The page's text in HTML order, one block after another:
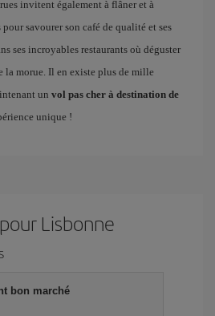
invitent également à flâner et à
pour savourer son café de qualité et ses
ses incroyables restaurants où déguster
la morue. Il en existe plus de mille
un vol pas cher à destination de
unique !
Lisbonne
bon marché